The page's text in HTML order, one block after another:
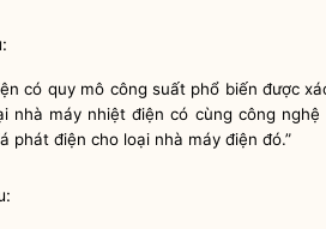
có quy mô công suất phổ biến được
nhà máy nhiệt điện có cùng công
phát điện cho loại nhà máy điện đó.”